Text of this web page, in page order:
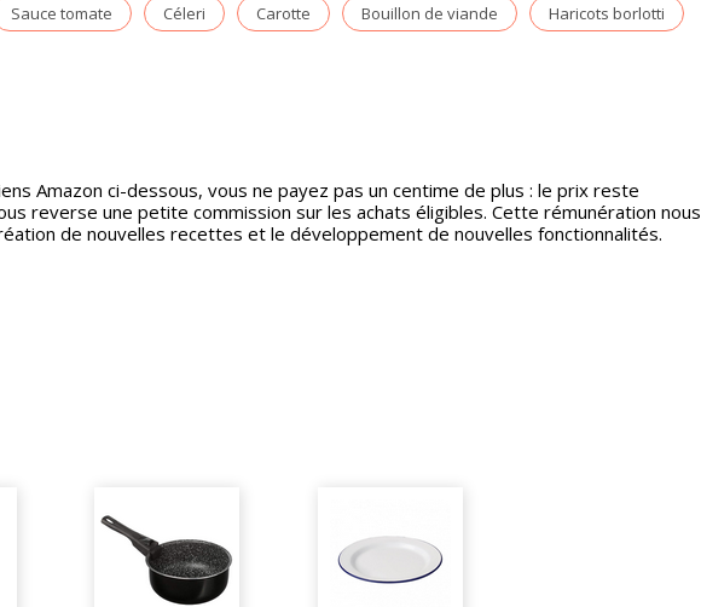
Sauce tomate Céleri Carotte Bouillon de viande Haricots borlotti
Amazon ci-dessous, vous ne payez pas un centime de plus : le prix reste
reverse une petite commission sur les achats éligibles. Cette rémunération nous
de nouvelles recettes et le développement de nouvelles fonctionnalités.